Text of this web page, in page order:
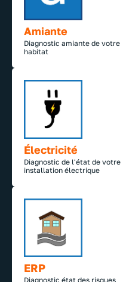
Amiante
Diagnostic amiante de votre
habitat
Électricité
Diagnostic de l'état de votre
installation électrique
ERP
Diagnostic état des risques